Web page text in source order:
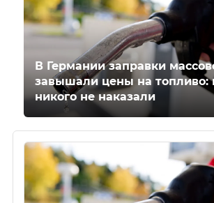
В Германии заправки
завышали цены на топливо:
никого не наказали